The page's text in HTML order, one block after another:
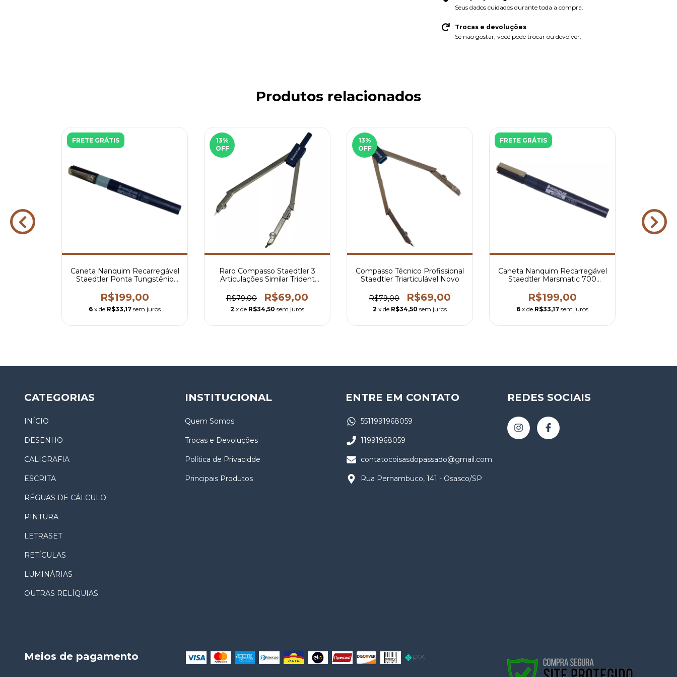
Seus dados cuidados durante toda a compra.
Trocas e devoluções
Se não gostar, você pode trocar ou devolver.
Produtos relacionados
FRETE GRÁTIS
Caneta Nanquim Recarregável
Staedtler Ponta Tungstênio
R$199,00
6 x de R$33,17 sem juros
13%
OFF
Raro Compasso Staedtler 3
Articulações Similar Trident
R$79,00
R$69,00
2 x de R$34,50 sem juros
13%
OFF
Compasso Técnico Profissional
Staedtler Triarticulável Novo
R$79,00 R$69,00
2 x de R$34,50 sem juros
FRETE GRÁTIS
Caneta Nanquim Recarregável
Staedtler Marsmatic 700
R$199,00
6 x de R$33,17 sem juros
CATEGORIAS
INÍCIO
DESENHO
CALIGRAFIA
ESCRITA
RÉGUAS DE CÁLCULO
PINTURA
LETRASET
RETÍCULAS
LUMINÁRIAS
OUTRAS RELÍQUIAS
INSTITUCIONAL
Quem Somos
Trocas e Devoluções
Política de Privacidde
Principais Produtos
ENTRE EM CONTATO
5511991968059
11991968059
contatocoisasdopassado@gmail.com
Rua Pernambuco, 141 - Osasco/SP
REDES SOCIAIS
Meios de pagamento